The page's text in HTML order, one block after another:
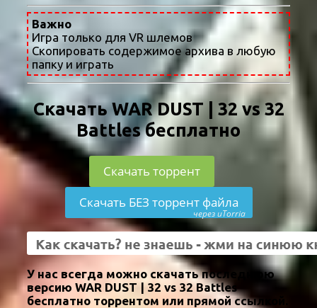
Важно
Игра только для VR шлемов
Скопировать содержимое архива в любую
папку и играть
Скачать WAR DUST | 32 vs 32
Battles бесплатно
Скачать торрент
Скачать БЕЗ торрент файла
через uTorria
У нас всегда можно скачать последнюю
версию WAR DUST | 32 vs 32 Battles
бесплатно торрентом или прямой ссылкой.